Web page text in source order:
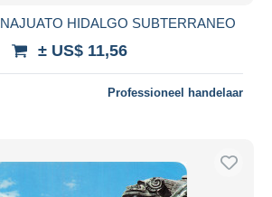
HIDALGO SUBTERRANEO
± US$ 11,56
Professioneel handelaar